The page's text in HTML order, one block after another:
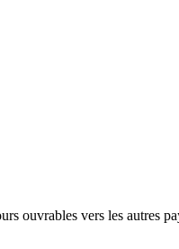
ouvrables vers les autres